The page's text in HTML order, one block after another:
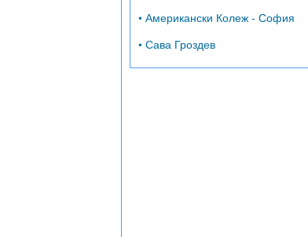
• Американски Колеж - София
• Сава Гроздев